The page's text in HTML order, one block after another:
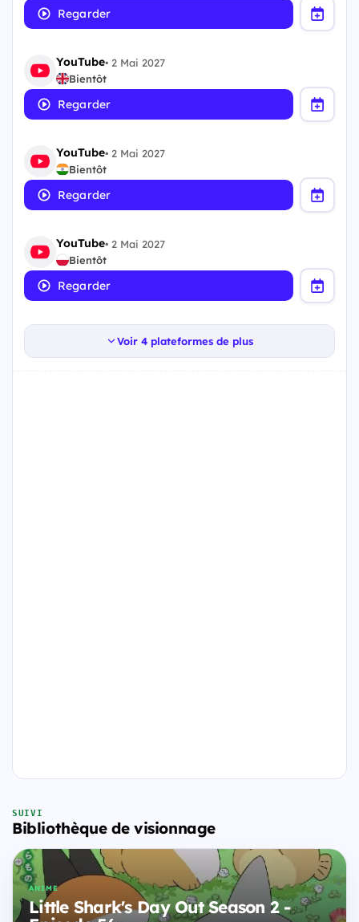
Regarder
YouTube• 2 Mai 2027
Bientôt
Regarder
YouTube• 2 Mai 2027
Bientôt
Regarder
YouTube• 2 Mai 2027
Bientôt
Regarder
Voir 4 plateformes de plus
SUIVI
Bibliothèque de visionnage
ANIME
Little Shark's Day Out Season 2 -